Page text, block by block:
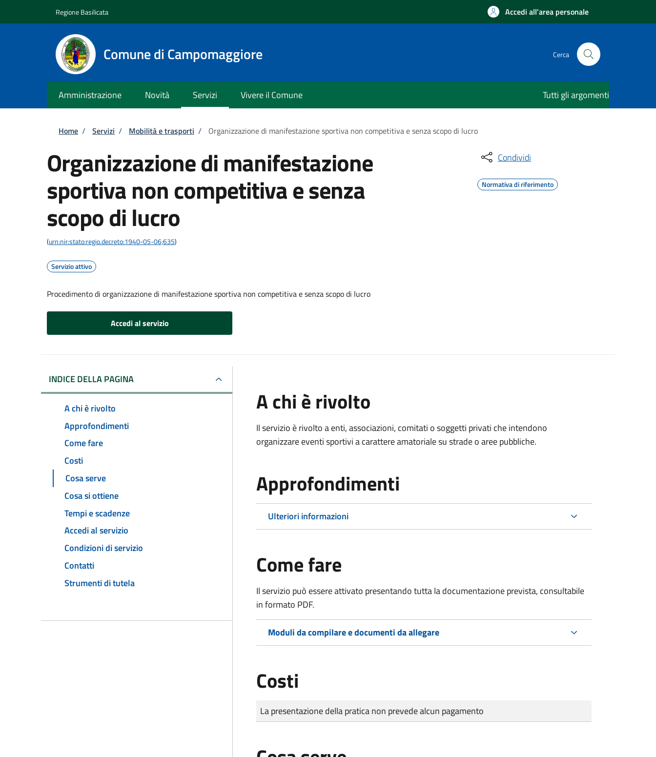
Regione Basilicata Accedi all'area personale
Comune di Campomaggiore Cerca
Amministrazione Novità Servizi Vivere il Comune Tutti gli argomenti
Briciole di pane
Home / Servizi / Mobilità e trasporti / Organizzazione di manifestazione sportiva non competitiva e senza scopo di lucro
Organizzazione di manifestazione
sportiva non competitiva e senza
scopo di lucro
(urn:nir:stato:regio.decreto:1940-05-06;635)
Servizio attivo
Procedimento di organizzazione di manifestazione sportiva non competitiva e senza scopo di lucro
Accedi al servizio
Condividi
Normativa di riferimento
INDICE DELLA PAGINA
A chi è rivolto
Approfondimenti
Come fare
Costi
Cosa serve
Cosa si ottiene
Tempi e scadenze
Accedi al servizio
Condizioni di servizio
Contatti
Strumenti di tutela
A chi è rivolto
Il servizio è rivolto a enti, associazioni, comitati o soggetti privati che intendono
organizzare eventi sportivi a carattere amatoriale su strade o aree pubbliche.
Approfondimenti
Ulteriori informazioni
Come fare
Il servizio può essere attivato presentando tutta la documentazione prevista, consultabile
in formato PDF.
Moduli da compilare e documenti da allegare
Costi
Tipo di pagamento
Importo
La presentazione della pratica non prevede alcun pagamento